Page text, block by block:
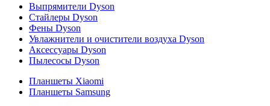
Выпрямители Dyson
Стайлеры Dyson
Фены Dyson
Увлажнители и очистители воздуха Dyson
Аксессуары Dyson
Пылесосы Dyson
Планшеты Xiaomi
Планшеты Samsung